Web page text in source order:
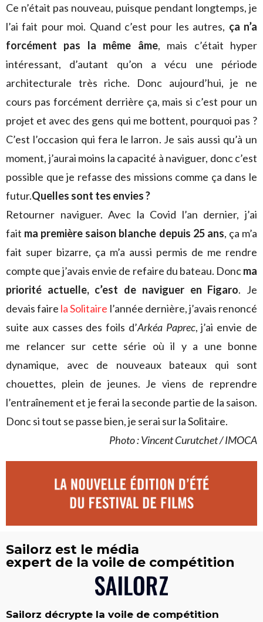
Ce n’était pas nouveau, puisque pendant longtemps, je
l’ai fait pour moi. Quand c’est pour les autres, ça n’a
forcément pas la même âme, mais c’était hyper
intéressant, d’autant qu’on a vécu une période
architecturale très riche. Donc aujourd’hui, je ne
cours pas forcément derrière ça, mais si c’est pour un
projet et avec des gens qui me bottent, pourquoi pas ?
C’est l’occasion qui fera le larron. Je sais aussi qu’à un
moment, j’aurai moins la capacité à naviguer, donc c’est
possible que je refasse des missions comme ça dans le
futur.Quelles sont tes envies ?
Retourner naviguer. Avec la Covid l’an dernier, j’ai
fait ma première saison blanche depuis 25 ans, ça m’a
fait super bizarre, ça m’a aussi permis de me rendre
compte que j’avais envie de refaire du bateau. Doncma
priorité actuelle, c’est de naviguer en Figaro. Je
devais faire la Solitaire l’année dernière, j’avais renoncé
suite aux casses des foils d’Arkéa Paprec, j’ai envie de
me relancer sur cette série où il y a une bonne
dynamique, avec de nouveaux bateaux qui sont
chouettes, plein de jeunes. Je viens de reprendre
l’entraînement et je ferai la seconde partie de la saison.
Donc si tout se passe bien, je serai sur la Solitaire.
Photo : Vincent Curutchet / IMOCA
Sailorz est le média
expert de la voile de compétition
Sailorz décrypte la voile de compétition